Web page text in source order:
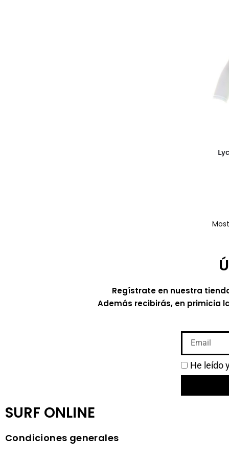
Regístrate en nuestra
Además recibirás, en primicia
He leído
SURF ONLINE
Condiciones generales